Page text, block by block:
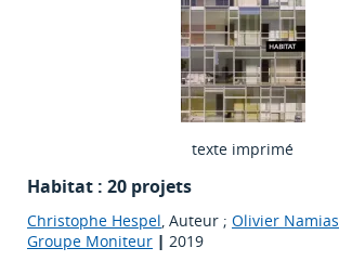
texte imprimé
Habitat : 20 projets
Christophe Hespel, Auteur ; Olivier Namias
Groupe Moniteur | 2019